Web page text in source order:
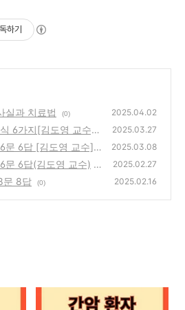
하기
실과 치료법 (0) 2025.04.02
6가지[김도영 교수] 2025.03.27
문 6답 [김도영 교수] 2025.03.08
문 6답(김도영 교수) 2025.02.27
문 8답 (0) 2025.02.16